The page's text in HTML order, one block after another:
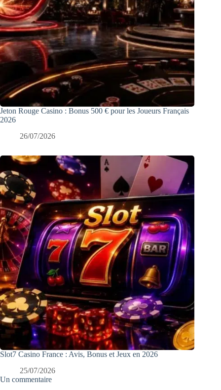
Jeton Rouge Casino : Bonus 500 € pour les Joueurs Français
2026
26/07/2026
Slot7 Casino France : Avis, Bonus et Jeux en 2026
25/07/2026
Un commentaire